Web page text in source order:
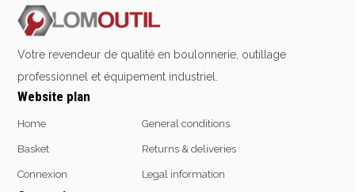
Votre revendeur de qualité en boulonnerie, outillage
professionnel et équipement industriel.
Website plan
Home
Basket
Connexion
General conditions
Returns & deliveries
Legal information